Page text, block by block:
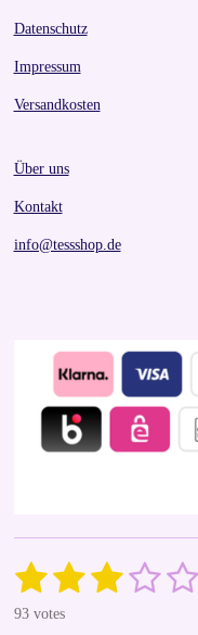
Datenschutz
Impressum
Versandkosten
Über uns
Kontakt
info@tessshop.de
R
t
1
s
2
s
3 4 5
93 votes